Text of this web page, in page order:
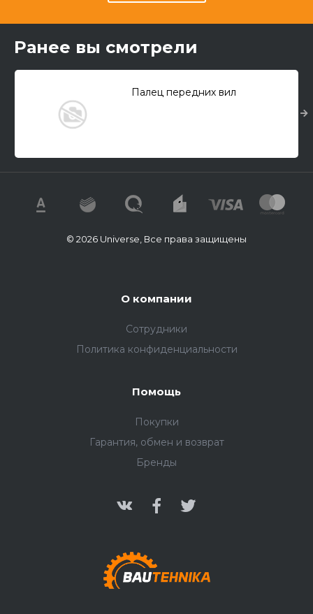
Ранее вы смотрели
Палец передних вил
© 2026 Universe, Все права защищены
О компании
Сотрудники
Политика конфиденциальности
Помощь
Покупки
Гарантия, обмен и возврат
Бренды